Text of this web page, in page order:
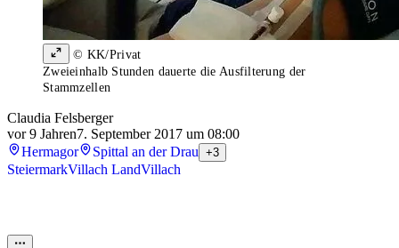
© KK/Privat
Zweieinhalb Stunden dauerte die Ausfilterung der
Stammzellen
Claudia Felsberger
vor 9 Jahren7. September 2017 um 08:00
Hermagor
Spittal an der Drau +3
SteiermarkVillach LandVillach